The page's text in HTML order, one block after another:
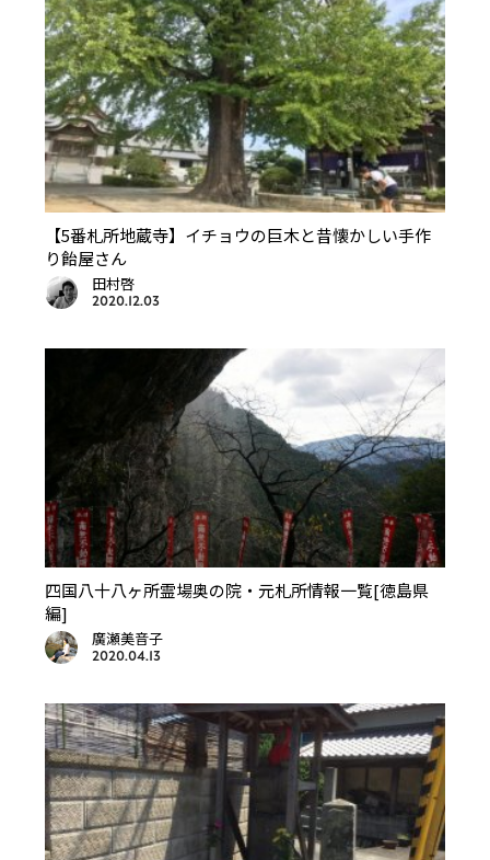
【5番札所地蔵寺】イチョウの巨木と昔懐かしい手作
り飴屋さん
田村啓
2020.12.03
四国八十八ヶ所霊場奥の院・元札所情報一覧[徳島県
編]
廣瀬美音子
2020.04.13